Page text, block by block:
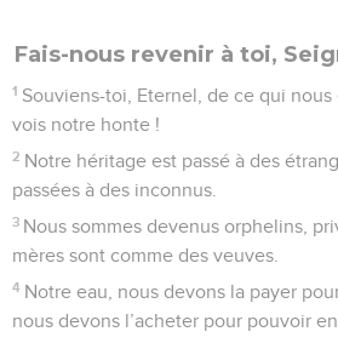
Fais-nous revenir à toi,
1 Souviens-toi, Eternel, de ce qui nous
vois notre honte !
2 Notre héritage est passé à des
passées à des inconnus.
3 Nous sommes devenus orphelins,
mères sont comme des veuves.
4 Notre eau, nous devons la payer
nous devons l’acheter pour pouvoir